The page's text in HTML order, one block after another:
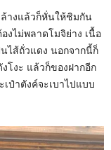
างแล้วก็หั่นให้ชิมกัน
งไม่พลาดโมจิย่าง เนื้อ
ไส้ถั่วแดง นอกจากนี้ก็
โงะ แล้วก็ของฝากอีก
เป๋าตังค์จะเบาไปแบบ